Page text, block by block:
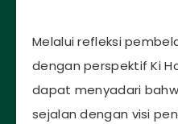
Melalui refleksi
dengan perspektif Ki
dapat menyadari
sejalan dengan visi